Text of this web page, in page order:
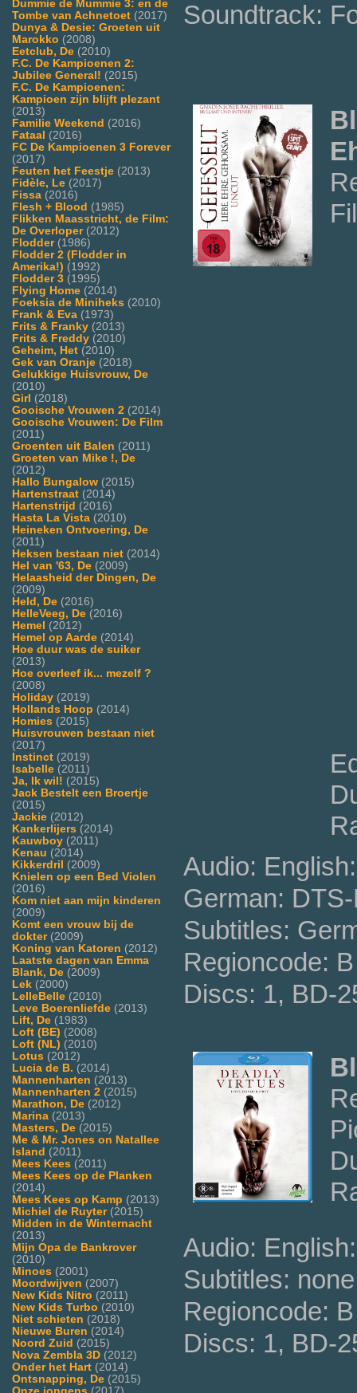
Dummie de Mummie 3: en de
Tombe van Achnetoet (2017)
Dunya & Desie: Groeten uit
Marokko (2008)
Eetclub, De (2010)
F.C. De Kampioenen 2:
Jubilee General! (2015)
F.C. De Kampioenen:
Kampioen zijn blijft plezant
(2013)
Familie Weekend (2016)
Fataal (2016)
FC De Kampioenen 3 Forever
(2017)
Feuten het Feestje (2013)
Fidèle, Le (2017)
Fissa (2016)
Flesh + Blood (1985)
Flikken Maasstricht, de Film:
De Overloper(2012)
Flodder(1986)
Flodder 2 (Flodder in
Amerika!) (1992)
Flodder 3 (1995)
Flying Home (2014)
Foeksia de Miniheks (2010)
Frank & Eva (1973)
Frits & Franky (2013)
Frits & Freddy (2010)
Geheim, Het (2010)
Gek van Oranje (2018)
Gelukkige Huisvrouw, De
(2010)
Girl (2018)
Gooische Vrouwen 2 (2014)
Gooische Vrouwen: De Film
(2011)
Groenten uit Balen (2011)
Groeten van Mike !, De
(2012)
Hallo Bungalow (2015)
Hartenstraat (2014)
Hartenstrijd (2016)
Hasta La Vista (2010)
Heineken Ontvoering, De
(2011)
Heksen bestaan niet (2014)
Hel van '63, De (2009)
Helaasheid der Dingen, De
(2009)
Held, De (2016)
HelleVeeg, De (2016)
Hemel (2012)
Hemel op Aarde (2014)
Hoe duur was de suiker
(2013)
Hoe overleef ik... mezelf ?
(2008)
Holiday (2019)
Hollands Hoop (2014)
Homies (2015)
Huisvrouwen bestaan niet
(2017)
Instinct (2019)
Isabelle (2011)
Ja, Ik wil! (2015)
Jack Bestelt een Broertje
(2015)
Jackie (2012)
Kankerlijers (2014)
Kauwboy (2011)
Kenau (2014)
Kikkerdril (2009)
Knielen op een Bed Violen
(2016)
Kom niet aan mijn kinderen
(2009)
Komt een vrouw bij de
dokter(2009)
Koning van Katoren (2012)
Laatste dagen van Emma
Blank, De (2009)
Lek (2000)
LelleBelle (2010)
Leve Boerenliefde (2013)
Lift, De (1983)
Loft (BE) (2008)
Loft (NL) (2010)
Lotus (2012)
Lucia de B. (2014)
Mannenharten (2013)
Mannenharten 2 (2015)
Marathon, De (2012)
Marina (2013)
Masters, De (2015)
Me & Mr. Jones on Natallee
Island (2011)
Mees Kees (2011)
Mees Kees op de Planken
(2014)
Mees Kees op Kamp (2013)
Michiel de Ruyter(2015)
Midden in de Winternacht
(2013)
Mijn Opa de Bankrover
(2010)
Minoes (2001)
Moordwijven (2007)
New Kids Nitro (2011)
New Kids Turbo (2010)
Niet schieten (2018)
Nieuwe Buren (2014)
Noord Zuid (2015)
Nova Zembla 3D (2012)
Onder het Hart (2014)
Ontsnapping, De (2015)
Soundtrack:
Audio:
German:
Subtitles:
Regioncode:
Discs: 1, BD-
Audio:
Subtitles: none
Regioncode:
Discs: 1, BD-